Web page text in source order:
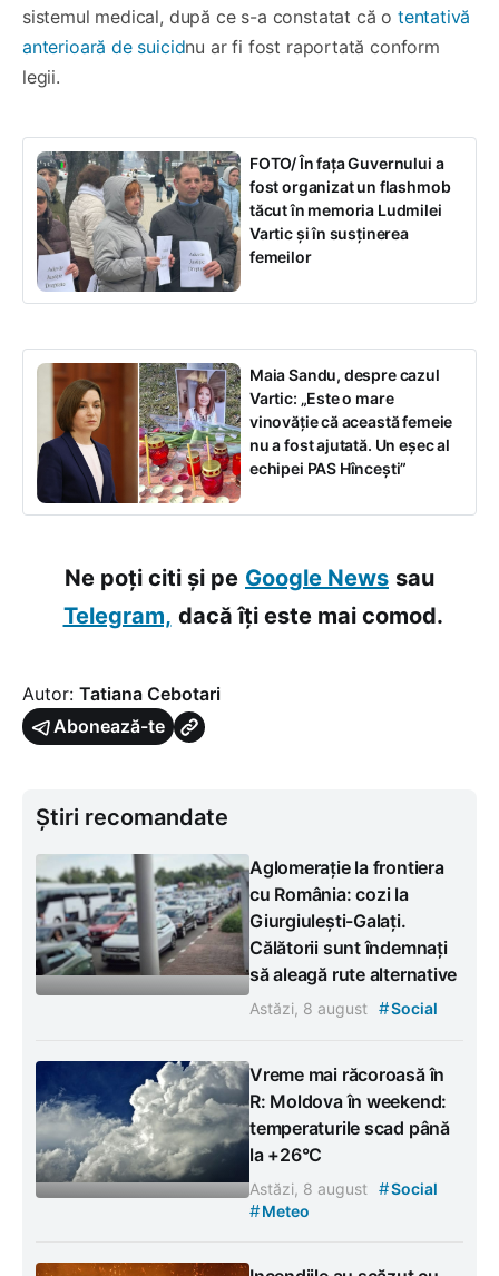
sistemul medical, după ce s-a constatat că o tentativă
anterioară de suicidnu ar fi fost raportată conform
legii.
FOTO/ În fața Guvernului a
fost organizat un flashmob
tăcut în memoria Ludmilei
Vartic și în susținerea
femeilor
Maia Sandu, despre cazul
Vartic: „Este o mare
vinovăție că această femeie
nu a fost ajutată. Un eșec al
echipei PAS Hîncești”
Ne poți citi și pe Google News sau
Telegram, dacă îți este mai comod.
Autor: Tatiana Cebotari
Abonează-te
Știri recomandate
Aglomerație la frontiera
cu România: cozi la
Giurgiulești-Galați.
Călătorii sunt îndemnați
să aleagă rute alternative
Astăzi, 8 august #Social
Vreme mai răcoroasă în
R: Moldova în weekend:
temperaturile scad până
la +26°C
Astăzi, 8 august #Social
#Meteo